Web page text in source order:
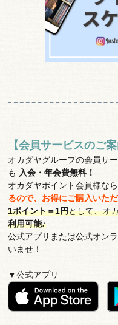
【会員サービスのご案
オカダヤグループの会員サ
も 入会・年会費無料！
オカダヤポイント会員様な
るので、お得にご購入いただ
1ポイント＝1円として、オ
利用可能♪
公式アプリまたは公式オン
いませ！
▼公式アプリ